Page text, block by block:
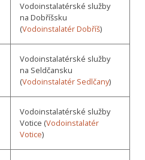
Vodoinstalatérské služby
na Dobříšsku
(Vodoinstalatér Dobříš)
Vodoinstalatérské služby
na Seldčansku
(Vodoinstalatér Sedlčany)
Vodoinstalatérské služby
Votice (Vodoinstalatér
Votice)